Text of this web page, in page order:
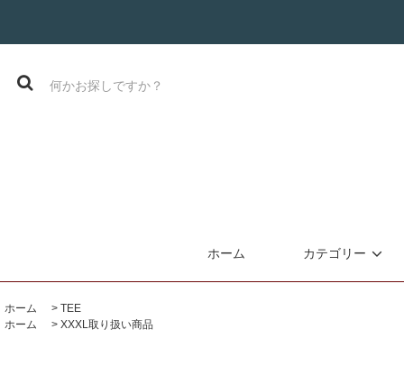
ホーム カテゴリー
ホーム > TEE
ホーム
> XXXL取り扱い商品